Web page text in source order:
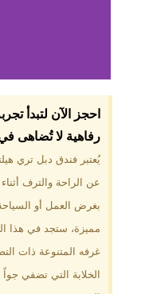
موقع
من أهم
احجز الآن لتبدأ
رفاهية لا تُضاهى
يُعتبر فندق دبل تري
عن الراحة والترف
بغرض العمل أو
مميزة، ستجد في هذا
غرفه المتنوعة ذات
الخلابة التي تضفي